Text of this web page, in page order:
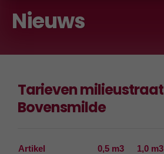
Nieuws
Tarieven milieustraat
Bovensmilde
Artikel 0,5 m3 1,0 m3